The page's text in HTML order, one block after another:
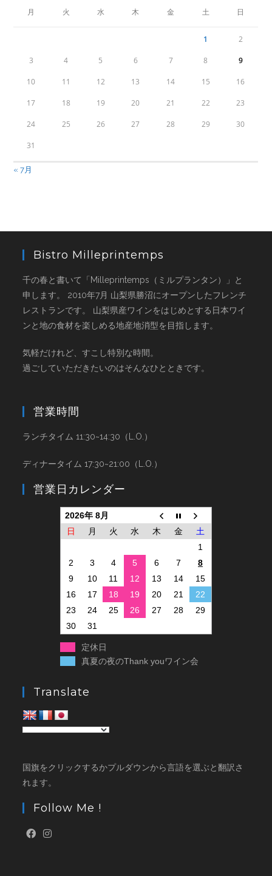
月 火 水 木 金 土 日
1 2
3 4 5 6 7 8 9
10 11 12 13 14 15 16
17 18 19 20 21 22 23
24 25 26 27 28 29 30
31
« 7月
Bistro Milleprintemps
千の春と書いて「Milleprintemps（ミルプランタン）」と
申します。 2010年7月 山梨県勝沼にオープンしたフレンチ
レストランです。 山梨県産ワインをはじめとする日本ワイ
ンと地の食材を楽しめる地産地消型を目指します。
気軽だけれど、すこし特別な時間。
過ごしていただきたいのはそんなひとときです。
営業時間
ランチタイム 11:30~14:30（L.O.）
ディナータイム 17:30~21:00（L.O.）
営業日カレンダー
2026年 8月
日
月 火 水 木 金
土
1
2
3 4 5 6 7
8
9
10 11 12 13 14
15
16
17 18 19 20 21
22
23
24 25 26 27 28
29
30
31
定休日
真夏の夜のThank youワイン会
Translate
国旗をクリックするかプルダウンから言語を選ぶと翻訳さ
れます。
Follow Me !